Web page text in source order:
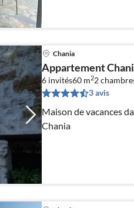
Chania
Appartement
6 invités60 m22
3 avis
Maison de vacances
Chania